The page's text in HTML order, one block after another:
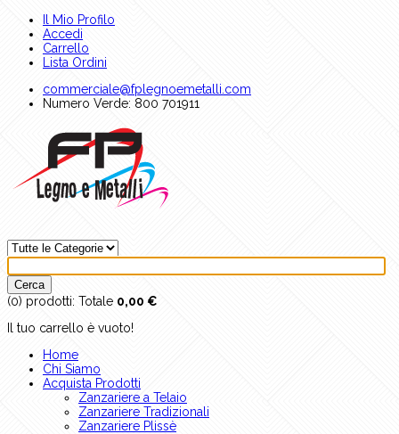
Il Mio Profilo
Accedi
Carrello
Lista Ordini
commerciale@fplegnoemetalli.com
Numero Verde: 800 701911
(0) prodotti: Totale 0,00 €
Il tuo carrello è vuoto!
Home
Chi Siamo
Acquista Prodotti
Zanzariere a Telaio
Zanzariere Tradizionali
Zanzariere Plissè